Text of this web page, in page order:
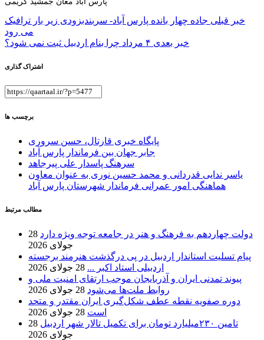
راهبری
نوشته
خبر قبلی جاده چهار بانده پارس آباد- سربندبزودی زیر بار ترافیک
می رود
خبر بعدی ۴ مرداد چرا بنام اردبیل ثبت نمی شود؟
اشتراک گذاری
برچسب ها
پایگاه خبری قارتال، حسن سروری
جابر جهان بین فرماندار پارس آباد
سرهنگ پاسدار علی پیرجاهد
یاسر ندایی قدردانی و محمد حسین نوری به عنوان معاون
هماهنگی امور عمرانی فرماندار شهرستان پارس آباد
مطالب مرتبط
دولت چهاردهم به فرهنگ و هنر در جامعه توجه ویژه دارد 28
جولای 2026
پیام تسلیت استاندار اردبیل در پی درگذشت هنرمند برجسته
اردبیلی استاد اکبر ... 28 جولای 2026
پیوند تمدنی ایران و آذربایجان موجب ارتقای امنیت ملی و
روابط ملت‌ها می‌شود 28 جولای 2026
دوره صفویه نقطه عطف شکل‌گیری ایران مقتدر و متحد
است 28 جولای 2026
تامین ۲۳۰میلیارد تومان برای تکمیل تالار شهر اردبیل
28
جولای 2026